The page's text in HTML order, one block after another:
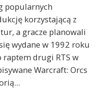
popularnych
korzystającą z
a gracze planowali
wydane w 1992 roku
raptem drugi RTS w
Warcraft: Orcs